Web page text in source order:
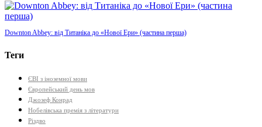
Downton Abbey: від Титаніка до «Нової Ери» (частина перша)
Теги
ЄВІ з іноземної мови
Європейський день мов
Джозеф Конрад
Нобелівська премія з літератури
Різдво